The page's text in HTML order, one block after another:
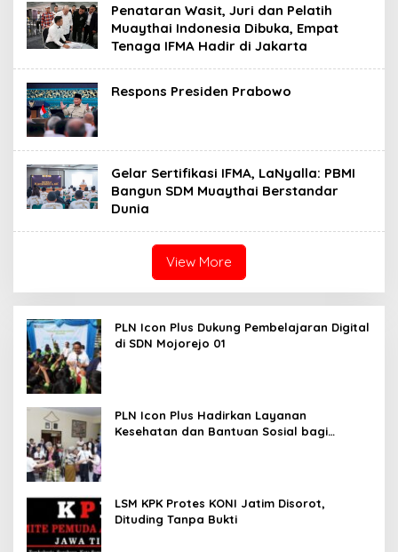
Penataran Wasit, Juri dan Pelatih
Muaythai Indonesia Dibuka, Empat
Tenaga IFMA Hadir di Jakarta
Respons Presiden Prabowo
Gelar Sertifikasi IFMA, LaNyalla: PBMI
Bangun SDM Muaythai Berstandar
Dunia
View More
PLN Icon Plus Dukung Pembelajaran Digital
di SDN Mojorejo 01
PLN Icon Plus Hadirkan Layanan
Kesehatan dan Bantuan Sosial bagi
LSM KPK Protes KONI Jatim Disorot,
Dituding Tanpa Bukti